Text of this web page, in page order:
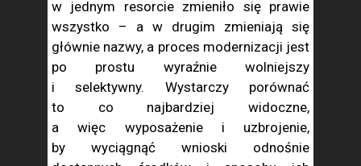
w jednym resorcie zmieniło się prawie
wszystko – a w drugim zmieniają się
głównie nazwy, a proces modernizacji jest
po prostu wyraźnie wolniejszy
i selektywny. Wystarczy porównać
to co najbardziej widoczne,
a więc wyposażenie i uzbrojenie,
by wyciągnąć wnioski odnośnie